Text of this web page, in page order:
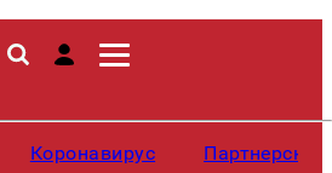
Коронавирус